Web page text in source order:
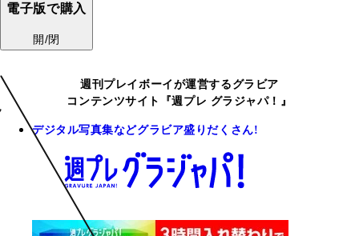
電子版で購入
開/閉
週刊プレイボーイが運営するグラビア
コンテンツサイト『週プレ グラジャパ！』
デジタル写真集などグラビア盛りだくさん!